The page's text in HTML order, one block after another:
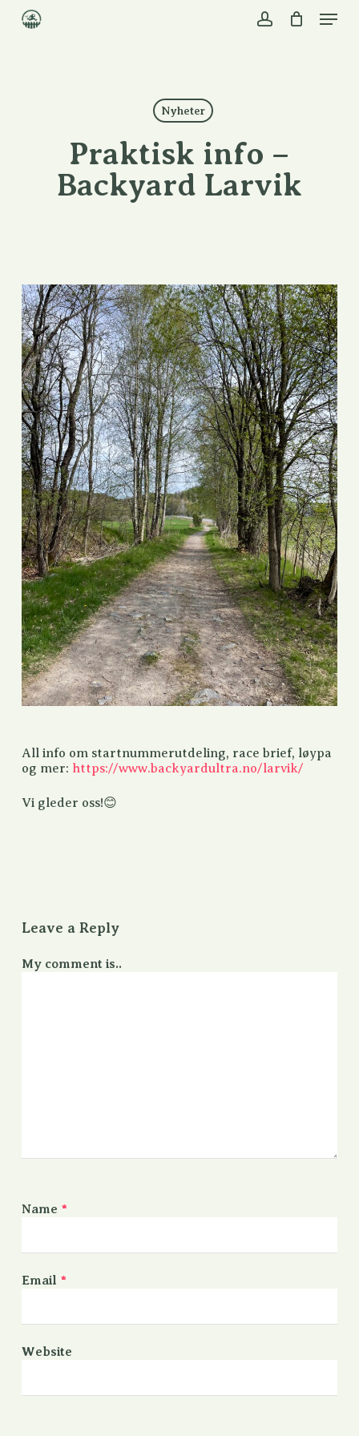
Nyheter
Praktisk info –
Backyard Larvik
All info om startnummerutdeling, race brief, løypa
og mer: https://www.backyardultra.no/larvik/
Vi gleder oss!😊
Leave a Reply
My comment is..
Name *
Email *
Website